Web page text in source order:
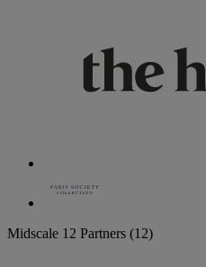
Midscale 12 Partners (12)